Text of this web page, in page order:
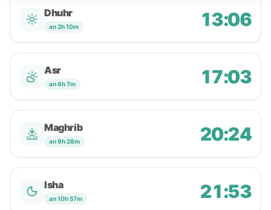
Dhuhr
an 2h 10m 13:06
Asr
an 6h 7m 17:03
Maghrib
an 9h 28m 20:24
Isha
an 10h 57m 21:53